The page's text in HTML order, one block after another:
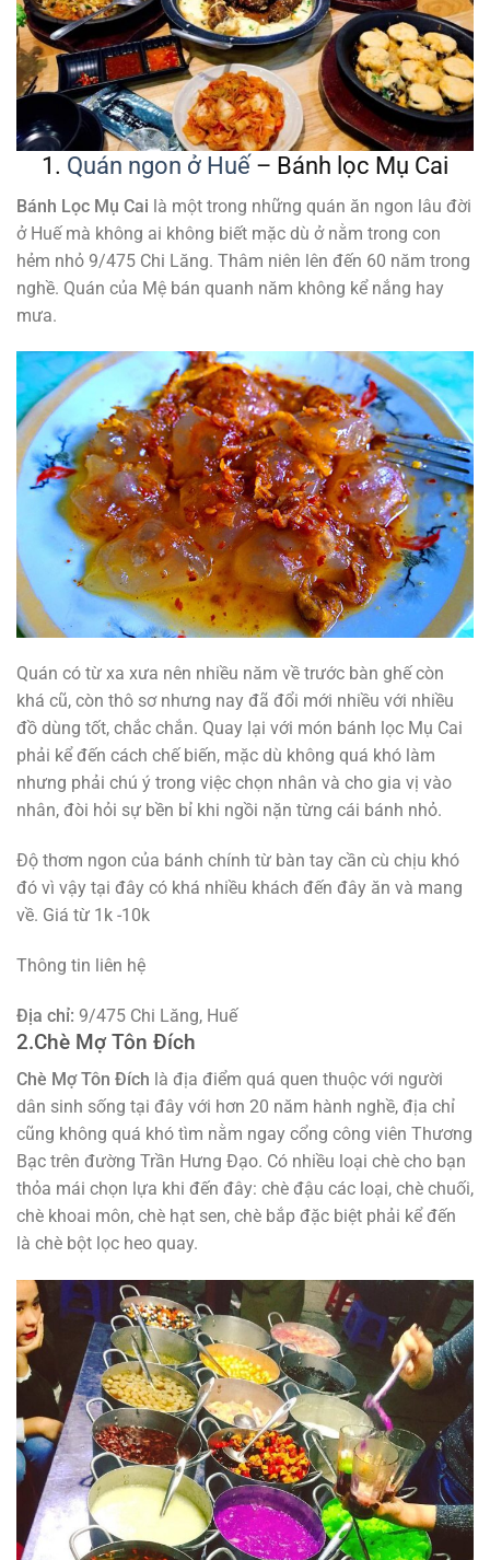
1. Quán ngon ở Huế – Bánh lọc Mụ Cai
Bánh Lọc Mụ Cai là một trong những quán ăn ngon lâu đời
ở Huế mà không ai không biết mặc dù ở nằm trong con
hẻm nhỏ 9/475 Chi Lăng. Thâm niên lên đến 60 năm trong
nghề. Quán của Mệ bán quanh năm không kể nắng hay
mưa.
Quán có từ xa xưa nên nhiều năm về trước bàn ghế còn
khá cũ, còn thô sơ nhưng nay đã đổi mới nhiều với nhiều
đồ dùng tốt, chắc chắn. Quay lại với món bánh lọc Mụ Cai
phải kể đến cách chế biến, mặc dù không quá khó làm
nhưng phải chú ý trong việc chọn nhân và cho gia vị vào
nhân, đòi hỏi sự bền bỉ khi ngồi nặn từng cái bánh nhỏ.
Độ thơm ngon của bánh chính từ bàn tay cần cù chịu khó
đó vì vậy tại đây có khá nhiều khách đến đây ăn và mang
về. Giá từ 1k -10k
Thông tin liên hệ
Địa chỉ: 9/475 Chi Lăng, Huế
2.Chè Mợ Tôn Đích
Chè Mợ Tôn Đích là địa điểm quá quen thuộc với người
dân sinh sống tại đây với hơn 20 năm hành nghề, địa chỉ
cũng không quá khó tìm nằm ngay cổng công viên Thương
Bạc trên đường Trần Hưng Đạo. Có nhiều loại chè cho bạn
thỏa mái chọn lựa khi đến đây: chè đậu các loại, chè chuối,
chè khoai môn, chè hạt sen, chè bắp đặc biệt phải kể đến
là chè bột lọc heo quay.